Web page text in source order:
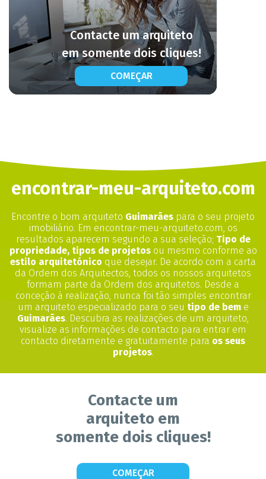
Contacte um arquiteto
em somente dois cliques!
COMEÇAR
encontrar-meu-arquiteto.com
Encontre o bom arquiteto Guimarães para o seu projeto
imobiliário. Em encontrar-meu-arquiteto.com, os
resultados aparecem segundo a sua seleção; Tipo de
propriedade, tipos de projetosou mesmo conforme ao
estilo arquitetónico que desejar. De acordo com a carta
da Ordem dos Arquitectos, todos os nossos arquitetos
formam parte da Ordem dos arquitetos. Desde a
conceção à realização, nunca foi tão simples encontrar
um arquiteto especializado para o seu tipo de beme
Guimarães. Descubra as realizações de um arquiteto,
visualize as informações de contacto para entrar em
contacto diretamente e gratuitamente para os seus
projetos.
Contacte um
arquiteto em
somente dois cliques!
COMEÇAR